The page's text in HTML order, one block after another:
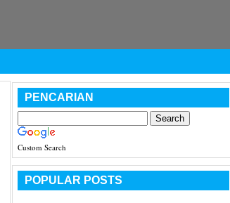
PENCARIAN
Custom Search
POPULAR POSTS